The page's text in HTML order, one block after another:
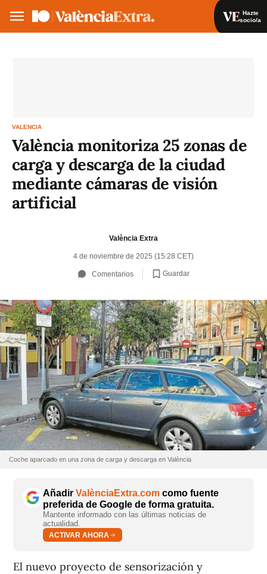
Hazte
socio/a
VALENCIA
València monitoriza 25 zonas de
carga y descarga de la ciudad
mediante cámaras de visión
artificial
València Extra
4 de noviembre de 2025 (15:28 CET)
Comentarios Guardar
Coche aparcado en una zona de carga y descarga en València
Añadir ValènciaExtra.com como fuente
preferida de Google de forma gratuita.
Mantente informado con las últimas noticias de
actualidad.
ACTIVAR AHORA
El nuevo proyecto de sensorización y